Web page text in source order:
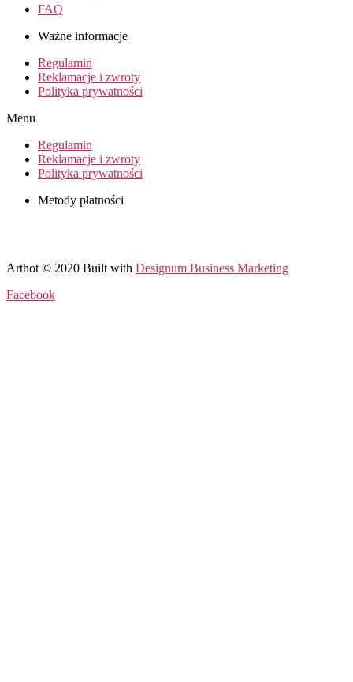
FAQ
Ważne informacje
Regulamin
Reklamacje i zwroty
Polityka prywatności
Menu
Regulamin
Reklamacje i zwroty
Polityka prywatności
Metody płatności
Arthot © 2020 Built with Designum Business Marketing
Facebook